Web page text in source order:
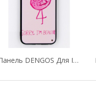
Панель DENGOS Для IPhone 7 "Flamingo"